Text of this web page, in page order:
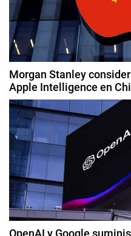
Morgan Stanley
Apple Intelligence en
OpenAI y Google